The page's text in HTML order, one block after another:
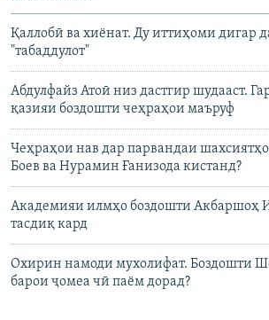
Қаллобӣ ва хиёнат. Ду иттиҳоми дигар
"табаддулот"
Абдулфайз Атоӣ низ дастгир шудааст.
қазияи боздошти чеҳраҳои маъруф
Чеҳраҳои нав дар парвандаи
Боев ва Нурамин Ғанизода кистанд?
Академияи илмҳо боздошти Акбаршоҳ
тасдиқ кард
Охирин намоди мухолифат. Боздошти
барои ҷомеа чӣ паём дорад?